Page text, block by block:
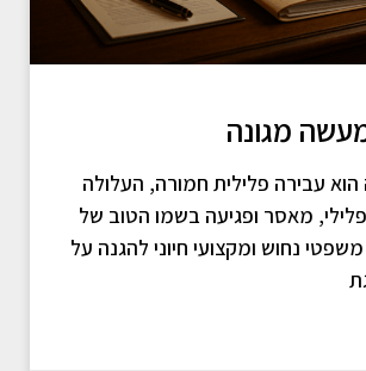
מגונה
עבירה פלילית חמורה, העלולה
פלילי, מאסר ופגיעה בשמו הטוב של
משפטי נחוש ומקצועי חיוני להגנה על